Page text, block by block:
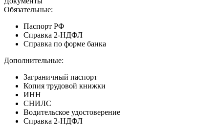
Обязательные:
Паспорт РФ
Справка 2-НДФЛ
Справка по форме банка
Дополнительные:
Заграничный паспорт
Копия трудовой книжки
ИНН
СНИЛС
Водительское удостоверение
Справка 2-НДФЛ